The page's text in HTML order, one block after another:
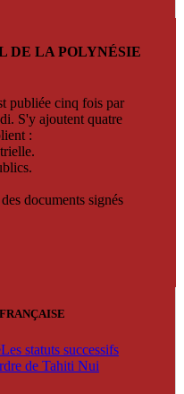
DE LA POLYNÉSIE
publiée cinq fois par
S'y ajoutent quatre
:
documents signés
Les statuts successifs
de Tahiti Nui